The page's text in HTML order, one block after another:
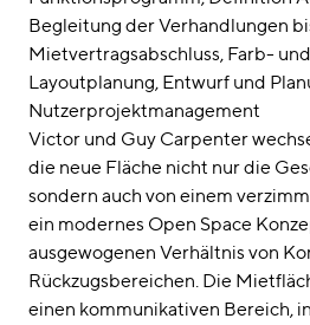
linkedininstagram
Deutsch
English
Impressum
Begleitung der Verhandlungen
Mietvertragsabschluss, Farb-
Layoutplanung, Entwurf und
Nutzerprojektmanagement
Victor und Guy Carpenter
die neue Fläche nicht nur die
sondern auch von einem
ein modernes Open Space
ausgewogenen Verhältnis von
Rückzugsbereichen. Die
einen kommunikativen Bereich,